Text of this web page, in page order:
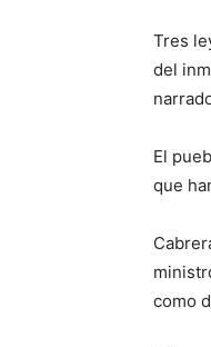
Tres
del
El
que
como